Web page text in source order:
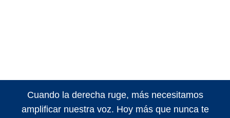
Cuando la derecha ruge, más necesitamos
amplificar nuestra voz. Hoy más que nunca te